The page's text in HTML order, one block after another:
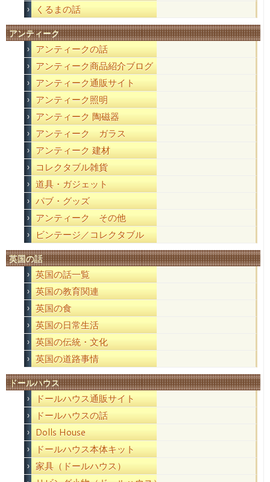
くるまの話
アンティーク
アンティークの話
アンティーク商品紹介ブログ
アンティーク通販サイト
アンティーク照明
アンティーク 陶磁器
アンティーク ガラス
アンティーク 建材
コレクタブル雑貨
道具・ガジェット
パブ・グッズ
アンティーク その他
ビンテージ／コレクタブル
英国の話
英国の話一覧
英国の教育関連
英国の食
英国の日常生活
英国の伝統・文化
英国の道路事情
ドールハウス
ドールハウス通販サイト
ドールハウスの話
Dolls House
ドールハウス本体キット
家具（ドールハウス）